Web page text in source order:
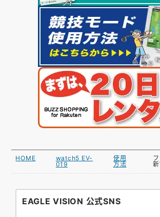
HOME
watch5 EV-
019
使用
方法
EAGLE VISION 公式SNS